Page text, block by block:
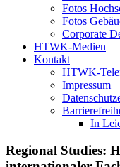
Fotos
Fotos
Corporate
HTWK-Medien
Kontakt
HTWK-
Impressum
In
Regional Studies: